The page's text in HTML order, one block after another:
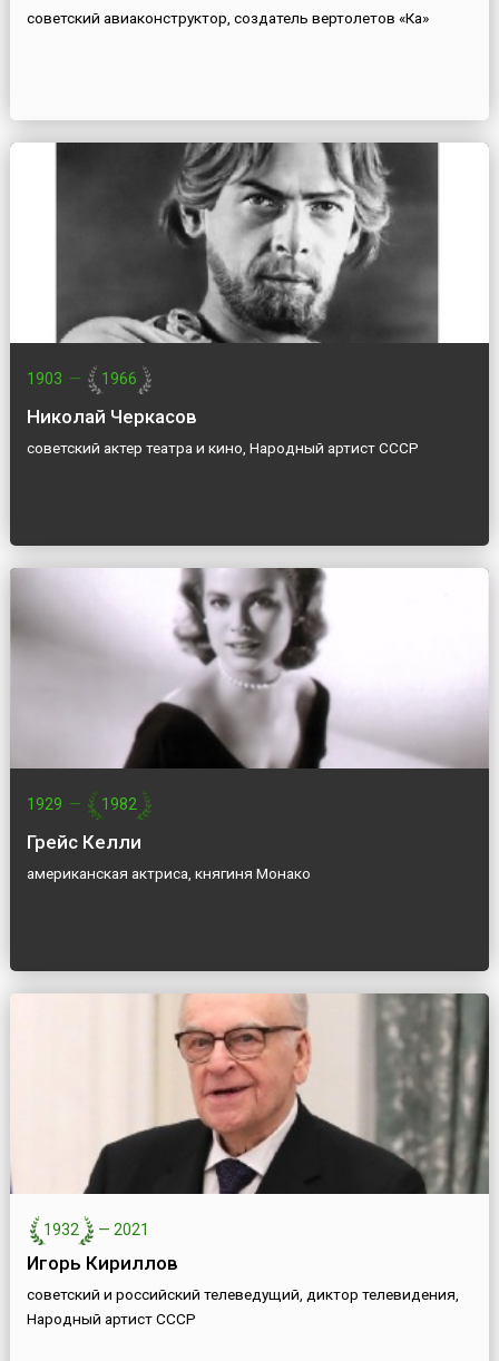
советский авиаконструктор, создатель вертолетов «Ка»
1903 — 1966
Николай Черкасов
советский актер театра и кино, Народный артист СССР
1929 — 1982
Грейс Келли
американская актриса, княгиня Монако
1932 — 2021
Игорь Кириллов
советский и российский телеведущий, диктор телевидения,
Народный артист СССР